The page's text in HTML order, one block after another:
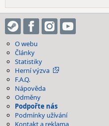
O webu
Články
Statistiky
Herní výzva
F.A.Q.
Nápověda
Odměny
Podpořte nás
Podmínky užívání
Kontakt a reklama